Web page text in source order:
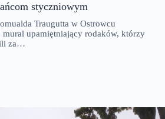
styczniowym
Traugutta w Ostrowcu
mural upamiętniający rodaków, którzy
za…